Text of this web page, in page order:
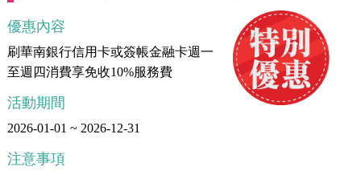
優惠內容
刷華南銀行信用卡或簽帳金融卡週一
至週四消費享免收10%服務費
活動期間
2026-01-01 ~ 2026-12-31
注意事項